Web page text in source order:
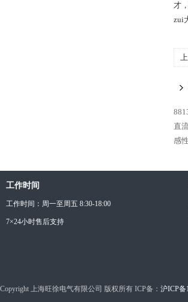
才
zui
直
感
工作时间
工作时间：周一至周五 8:30-18:00
7×24小时售后支持
Copyright 上海旺徐电气有限公司 版权所有 ICP备： 沪ICP备